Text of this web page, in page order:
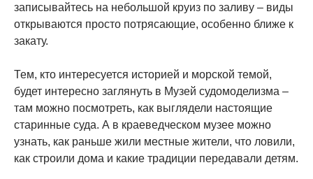
записывайтесь на небольшой круиз по заливу – виды
открываются просто потрясающие, особенно ближе к
закату.
Тем, кто интересуется историей и морской темой,
будет интересно заглянуть в Музей судомоделизма –
там можно посмотреть, как выглядели настоящие
старинные суда. А в краеведческом музее можно
узнать, как раньше жили местные жители, что ловили,
как строили дома и какие традиции передавали детям.